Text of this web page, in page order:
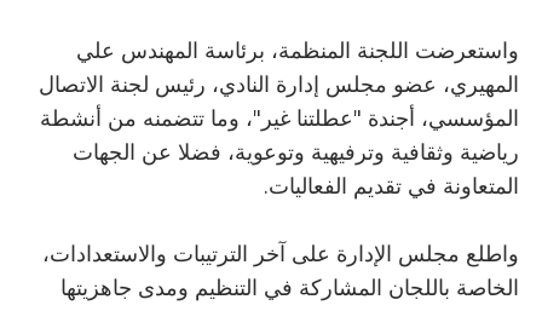
واستعرضت اللجنة المنظمة، برئاسة المهندس علي
المهيري، عضو مجلس إدارة النادي، رئيس لجنة الاتصال
المؤسسي، أجندة "عطلتنا غير"، وما تتضمنه من أنشطة
رياضية وثقافية وترفيهية وتوعوية، فضلا عن الجهات
المتعاونة في تقديم الفعاليات.
واطلع مجلس الإدارة على آخر الترتيبات والاستعدادات،
الخاصة باللجان المشاركة في التنظيم ومدى جاهزيتها